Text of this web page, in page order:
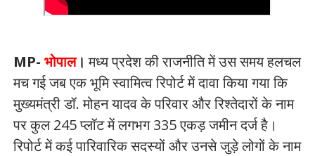
MP- भोपाल। मध्य प्रदेश की राजनीति में उस समय हलचल
मच गई जब एक भूमि स्वामित्व रिपोर्ट में दावा किया गया कि
मुख्यमंत्री डॉ. मोहन यादव के परिवार और रिश्तेदारों के नाम
पर कुल 245 प्लॉट में लगभग 335 एकड़ जमीन दर्ज है।
रिपोर्ट में कई पारिवारिक सदस्यों और उनसे जुड़े लोगों के नाम